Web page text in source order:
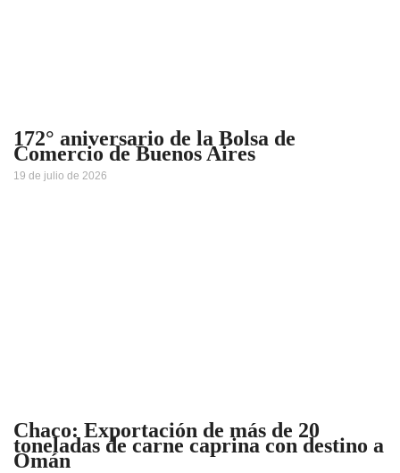
172° aniversario de la Bolsa de
Comercio de Buenos Aires
19 de julio de 2026
Chaco: Exportación de más de 20
toneladas de carne caprina con destino a
Omán